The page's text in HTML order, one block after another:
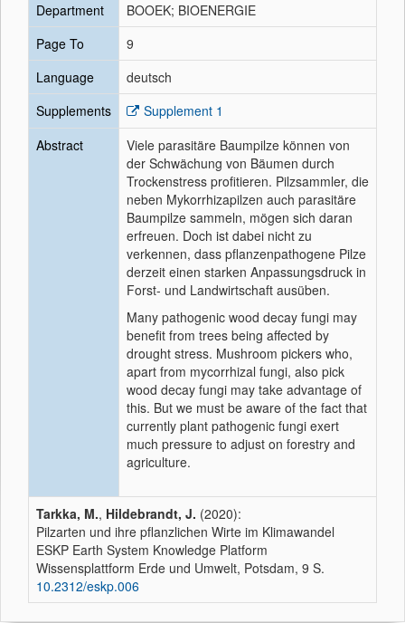
Department
BOOEK; BIOENERGIE
Page To
9
Language
deutsch
Supplements
Supplement 1
Abstract
Viele parasitäre Baumpilze können von
der Schwächung von Bäumen durch
Trockenstress profitieren. Pilzsammler, die
neben Mykorrhizapilzen auch parasitäre
Baumpilze sammeln, mögen sich daran
erfreuen. Doch ist dabei nicht zu
verkennen, dass pflanzenpathogene Pilze
derzeit einen starken Anpassungsdruck in
Forst- und Landwirtschaft ausüben.
Many pathogenic wood decay fungi may
benefit from trees being affected by
drought stress. Mushroom pickers who,
apart from mycorrhizal fungi, also pick
wood decay fungi may take advantage of
this. But we must be aware of the fact that
currently plant pathogenic fungi exert
much pressure to adjust on forestry and
agriculture.
Tarkka, M., Hildebrandt, J. (2020):
Pilzarten und ihre pflanzlichen Wirte im Klimawandel
ESKP Earth System Knowledge Platform
Wissensplattform Erde und Umwelt, Potsdam, 9 S.
10.2312/eskp.006